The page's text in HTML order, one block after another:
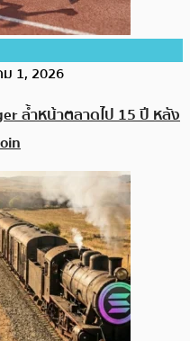
1, 2026
ล้ำหน้าตลาดไป 15 ปี หลัง